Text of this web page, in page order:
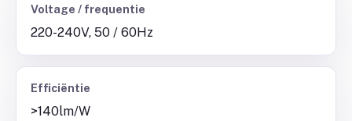
Voltage / frequentie
220-240V, 50 / 60Hz
Efficiëntie
>140lm/W